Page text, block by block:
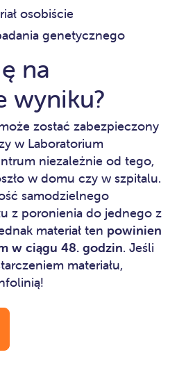
osobiście
genetycznego
na
wyniku?
zostać zabezpieczony
w Laboratorium
niezależnie od tego,
w domu czy w szpitalu.
samodzielnego
z poronienia do jednego z
materiał ten powinien
w ciągu 48. godzin. Jeśli
materiału,